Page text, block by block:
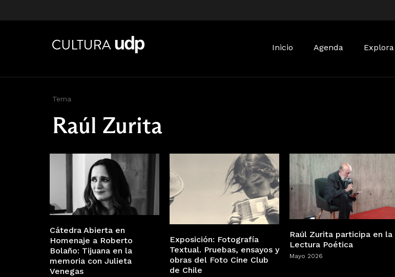
Inicio Agenda Explora
Tema
Raúl Zurita
Cátedra Abierta en
Homenaje a Roberto
Bolaño: Tijuana en la
memoria con Julieta
Venegas
Exposición: Fotografía
Textual. Pruebas, ensayos y
obras del Foto Cine Club
de Chile
Raúl Zurita participa en la
Lectura Poética
Mayo 2026